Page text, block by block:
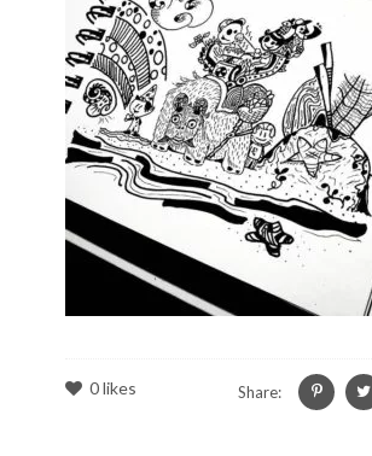
0likes Share: